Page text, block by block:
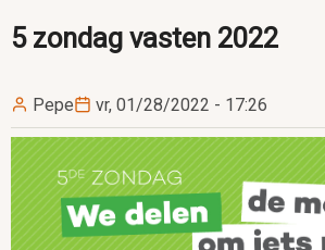
5 zondag vasten 2022
Pepe vr, 01/28/2022 - 17:26
Image